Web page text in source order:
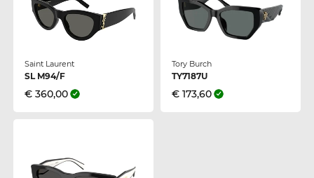
Saint Laurent
SL M94/F
€ 360,00
Tory Burch
TY7187U
€ 173,60